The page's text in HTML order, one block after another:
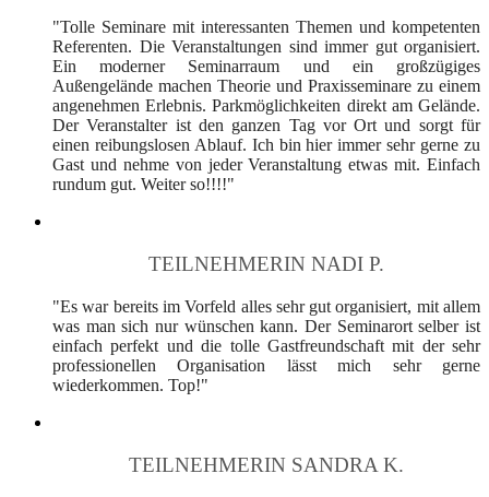
"Tolle Seminare mit interessanten Themen und kompetenten
Referenten. Die Veranstaltungen sind immer gut organisiert.
Ein moderner Seminarraum und ein großzügiges
Außengelände machen Theorie und Praxisseminare zu einem
angenehmen Erlebnis. Parkmöglichkeiten direkt am Gelände.
Der Veranstalter ist den ganzen Tag vor Ort und sorgt für
einen reibungslosen Ablauf. Ich bin hier immer sehr gerne zu
Gast und nehme von jeder Veranstaltung etwas mit. Einfach
rundum gut. Weiter so!!!!"
TEILNEHMERIN NADI P.
"Es war bereits im Vorfeld alles sehr gut organisiert, mit allem
was man sich nur wünschen kann. Der Seminarort selber ist
einfach perfekt und die tolle Gastfreundschaft mit der sehr
professionellen Organisation lässt mich sehr gerne
wiederkommen. Top!"
TEILNEHMERIN SANDRA K.